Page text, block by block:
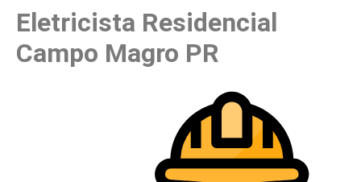
Eletricista Residencial
Campo Magro PR